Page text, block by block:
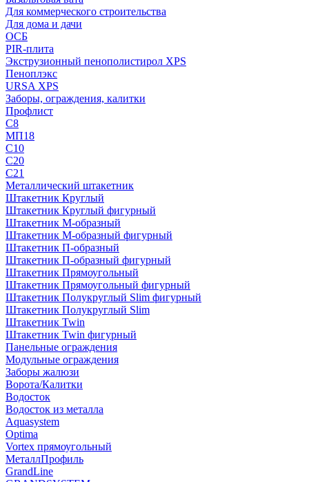
Для коммерческого строительства
Для дома и дачи
ОСБ
PIR-плита
Экструзионный пенополистирол XPS
Пеноплэкс
URSA XPS
Заборы, ограждения, калитки
Профлист
С8
МП18
С10
С20
С21
Металлический штакетник
Штакетник Круглый
Штакетник Круглый фигурный
Штакетник М-образный
Штакетник М-образный фигурный
Штакетник П-образный
Штакетник П-образный фигурный
Штакетник Прямоугольный
Штакетник Прямоугольный фигурный
Штакетник Полукруглый Slim фигурный
Штакетник Полукруглый Slim
Штакетник Twin
Штакетник Twin фигурный
Панельные ограждения
Модульные ограждения
Заборы жалюзи
Ворота/Калитки
Водосток
Водосток из металла
Aquasystem
Optima
Vortex прямоугольный
МеталлПрофиль
GrandLine